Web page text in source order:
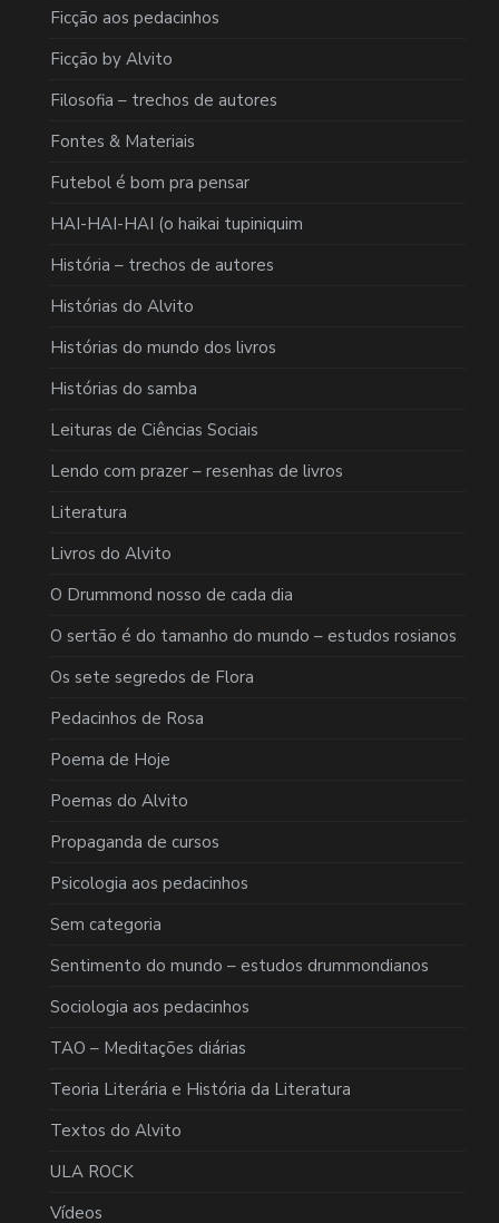
Ficção aos pedacinhos
Ficção by Alvito
Filosofia – trechos de autores
Fontes & Materiais
Futebol é bom pra pensar
HAI-HAI-HAI (o haikai tupiniquim
História – trechos de autores
Histórias do Alvito
Histórias do mundo dos livros
Histórias do samba
Leituras de Ciências Sociais
Lendo com prazer – resenhas de livros
Literatura
Livros do Alvito
O Drummond nosso de cada dia
O sertão é do tamanho do mundo – estudos rosianos
Os sete segredos de Flora
Pedacinhos de Rosa
Poema de Hoje
Poemas do Alvito
Propaganda de cursos
Psicologia aos pedacinhos
Sem categoria
Sentimento do mundo – estudos drummondianos
Sociologia aos pedacinhos
TAO – Meditações diárias
Teoria Literária e História da Literatura
Textos do Alvito
ULA ROCK
Vídeos